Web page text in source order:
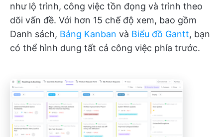
như lộ trình, công việc tồn đọng và trình theo
dõi vấn đề. Với hơn 15 chế độ xem, bao gồm
Danh sách, Bảng Kanban và Biểu đồ Gantt, bạn
có thể hình dung tất cả công việc phía trước.